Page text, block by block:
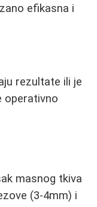
efikasna i
rezultate ili je
operativno
masnog tkiva
(3-4mm) i